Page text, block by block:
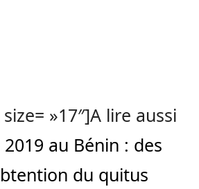
»17″]A lire aussi
au Bénin : des
du quitus